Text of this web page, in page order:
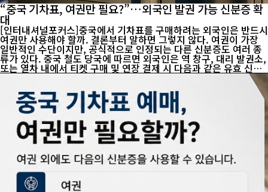
“중국 기차표, 여권만 필요?”…외국인 발권 가능 신분증 확
대
[인터내셔널포커스]중국에서 기차표를 구매하려는 외국인은 반드시
여권만 사용해야 할까. 결론부터 말하면 그렇지 않다. 여권이 가장
일반적인 수단이지만, 공식적으로 인정되는 다른 신분증도 여러 종
류가 있다. 중국 철도 당국에 따르면 외국인은 역 창구, 대리 발권소,
또는 열차 내에서 티켓 구매 및 연장 결제 시 다음과 같은 유효 신분
증을 사용할 수 있다. 우선 기본적으로 여권이 사용된다. 이와 함께
외국인 영구거류증(외국인 영주권), 외국인 출입국 통행증, 선원증
도 인정된다. 또한 공안기관 출입경관리부서가 발급한 비자 연장·갱
신 신청 접수증이나 체류 허가 신청 접수증, 여권 분실 신고 증명서
도 사용 가능하다. 여기에 중국 내 외국 공관이 발급한 임시 국제여
행증명서(유효한 비자 또는 체류 허가 증명 첨부 시) 역시 인정 대상
에 포함된다. 온라인 예약의 경우에는 선택지가 다소 제한된다. 외국
인은 여권...